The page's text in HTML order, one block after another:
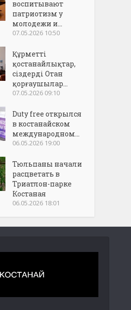
воспитывают
патриотизм у
молодежи и...
07.05.2026 10:50
Құрметті
қостанайлықтар,
сіздерді Отан
қорғаушылар...
07.05.2026 09:10
Duty free открылся
в костанайском
международном...
06.05.2026 19:00
Тюльпаны начали
расцветать в
Триатлон-парке
Костаная
06.05.2026 18:01